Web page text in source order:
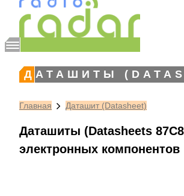
ДАТАШИТЫ
Главная Даташит (Datasheet)
Даташиты (Datasheets
электронных компонентов